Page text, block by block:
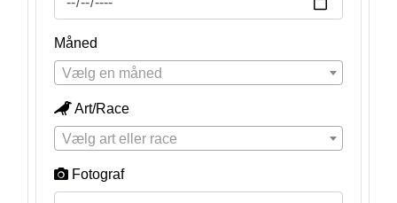
Måned
Vælg en måned
Art/Race
Vælg art eller race
Fotograf